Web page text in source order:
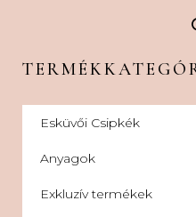
Esküvői Csipkék
Anyagok
Exkluzív termékek